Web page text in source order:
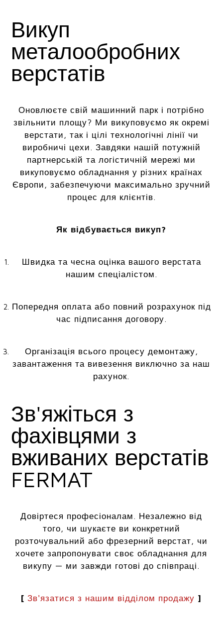
Викуп
металообробних
верстатів
Оновлюєте свій машинний парк і потрібно
звільнити площу? Ми викуповуємо як окремі
верстати, так і цілі технологічні лінії чи
виробничі цехи. Завдяки нашій потужній
партнерській та логістичній мережі ми
викуповуємо обладнання у різних країнах
Європи, забезпечуючи максимально зручний
процес для клієнтів.
Як відбувається викуп?
Швидка та чесна оцінка вашого верстата
нашим спеціалістом.
Попередня оплата або повний розрахунок під
час підписання договору.
Організація всього процесу демонтажу,
завантаження та вивезення виключно за наш
рахунок.
Зв'яжіться з
фахівцями з
вживаних верстатів
FERMAT
Довіртеся професіоналам. Незалежно від
того, чи шукаєте ви конкретний
розточувальний або фрезерний верстат, чи
хочете запропонувати своє обладнання для
викупу — ми завжди готові до співпраці.
[Зв'язатися з нашим відділом продажу ]